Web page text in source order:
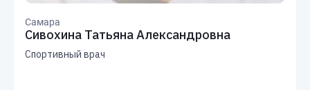
Самара
Сивохина Татьяна Александровна
Спортивный врач